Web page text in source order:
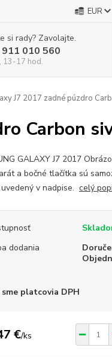
EUR
si rady? Zavolajte.
010 560
13-17 hod.
J7 2017 zadné púzdro
Carbon
GALAXY J7 2017
a bočné tlačítka sú
v nadpise. celý
dodania
sme platcovia DPH
€/ks